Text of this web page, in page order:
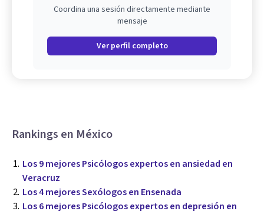
Coordina una sesión directamente mediante
mensaje
Ver perfil completo
Rankings en México
Los 9 mejores Psicólogos expertos en ansiedad en
Veracruz
Los 4 mejores Sexólogos en Ensenada
Los 6 mejores Psicólogos expertos en depresión en